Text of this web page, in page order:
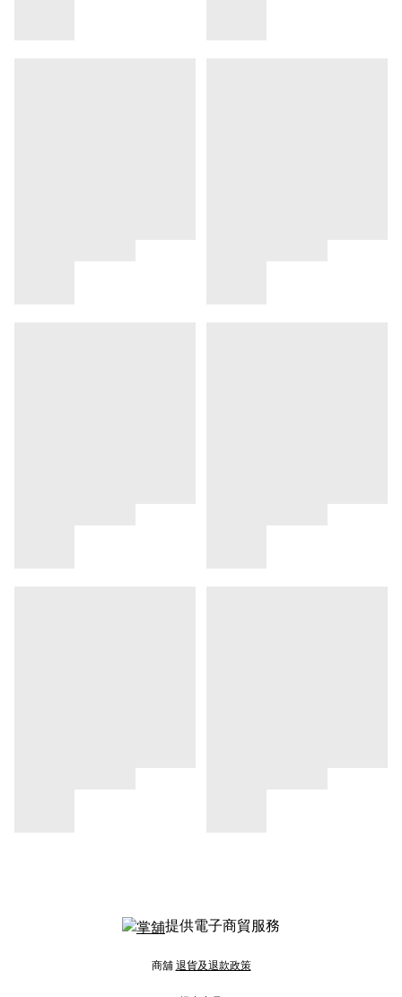
提供電子商貿服務
商舖 退貨及退款政策